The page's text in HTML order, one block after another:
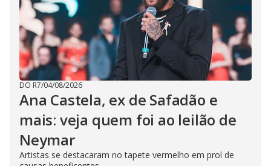
DO R7/04/08/2026
Ana Castela, ex de Safadão e
mais: veja quem foi ao leilão de
Neymar
Artistas se destacaram no tapete vermelho em prol de